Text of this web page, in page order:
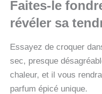
Faites-le
révéler sa
Essayez de croquer
sec, presque
chaleur, et il vous
parfum épicé unique.